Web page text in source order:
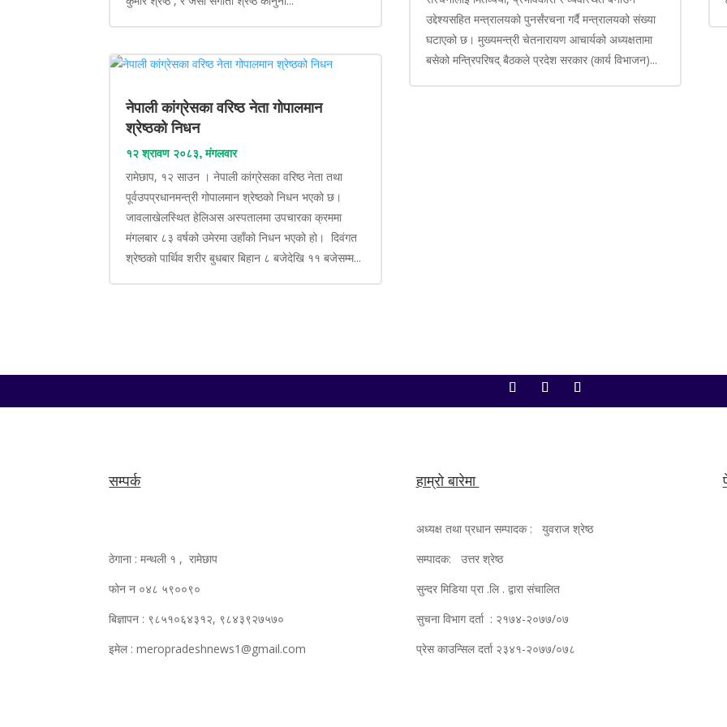
नेपाली कांग्रेसका वरिष्ठ नेता गोपालमान
श्रेष्ठको निधन
१२ श्रावण २०८३, मंगलवार
रामेछाप, १२ साउन । नेपाली कांग्रेसका वरिष्ठ नेता तथा
पूर्वउपप्रधानमन्त्री गोपालमान श्रेष्ठको निधन भएको छ।
जावलाखेलस्थित हेलिअस अस्पतालमा उपचारका क्रममा
मंगलबार ८३ वर्षको उमेरमा उहाँको निधन भएको हो। दिवंगत
श्रेष्ठको पार्थिव शरीर बुधबार बिहान ८ बजेदेखि ११ बजेसम्म...
उद्देश्यसहित मन्त्रालयको पुनर्संरचना गर्दै मन्त्रालयको संख्या
घटाएको छ। मुख्यमन्त्री चेतनारायण आचार्यको अध्यक्षतामा
बसेको मन्त्रिपरिषद् बैठकले प्रदेश सरकार (कार्य विभाजन)...
सम्पर्क
ठेगाना : मन्थली १ , रामेछाप
फोन न ०४८ ५९००९०
बिज्ञापन : ९८५१०६४३१२, ९८४३९२७५७०
इमेल : meropradeshnews1@gmail.com
हाम्रो बारेमा
अध्यक्ष तथा प्रधान सम्पादक : युवराज श्रेष्ठ
सम्पादक: उत्तर श्रेष्ठ
सुन्दर मिडिया प्रा .लि . द्वारा संचालित
सुचना विभाग दर्ता : २१७४-२०७७/०७
प्रेस काउन्सिल दर्ता २३४१-२०७७/०७८